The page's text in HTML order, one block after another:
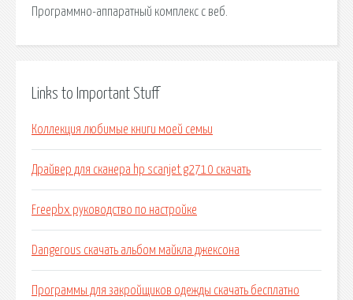
Программно-аппаратный комплекс с веб.
Links to Important Stuff
Коллекция любимые книги моей семьи
Драйвер для сканера hp scanjet g2710 скачать
Freepbx руководство по настройке
Dangerous скачать альбом майкла джексона
Программы для закройщиков одежды скачать бесплатно